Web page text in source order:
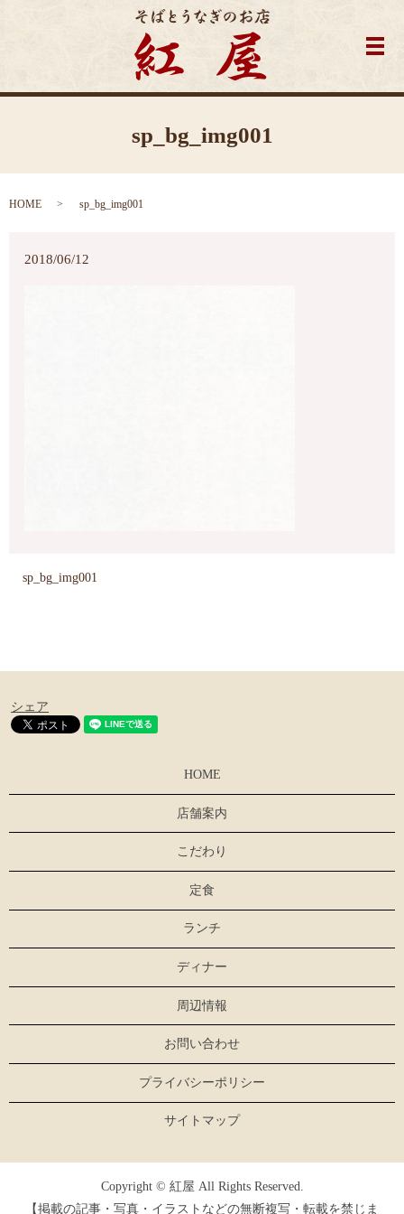
メ
sp_bg_img001
HOME sp_bg_img001
2018/06/12
sp_bg_img001
シェア
HOME
店舗案内
こだわり
定食
ランチ
ディナー
周辺情報
お問い合わせ
プライバシーポリシー
サイトマップ
Copyright © 紅屋 All Rights Reserved.
【掲載の記事・写真・イラストなどの無断複写・転載を禁じま